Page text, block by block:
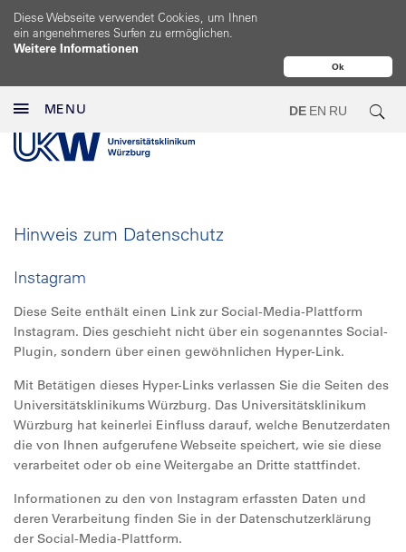
Ok
Diese Webseite verwendet Cookies, um Ihnen
ein angenehmeres Surfen zu ermöglichen.
Weitere Informationen
MENU DE EN RU
Hinweis zum Datenschutz
Instagram
Diese Seite enthält einen Link zur Social-Media-Plattform
Instagram. Dies geschieht nicht über ein sogenanntes Social-
Plugin, sondern über einen gewöhnlichen Hyper-Link.
Mit Betätigen dieses Hyper-Links verlassen Sie die Seiten des
Universitätsklinikums Würzburg. Das Universitätsklinikum
Würzburg hat keinerlei Einfluss darauf, welche Benutzerdaten
die von Ihnen aufgerufene Webseite speichert, wie sie diese
verarbeitet oder ob eine Weitergabe an Dritte stattfindet.
Informationen zu den von Instagram erfassten Daten und
deren Verarbeitung finden Sie in der Datenschutzerklärung
der Social-Media-Plattform.